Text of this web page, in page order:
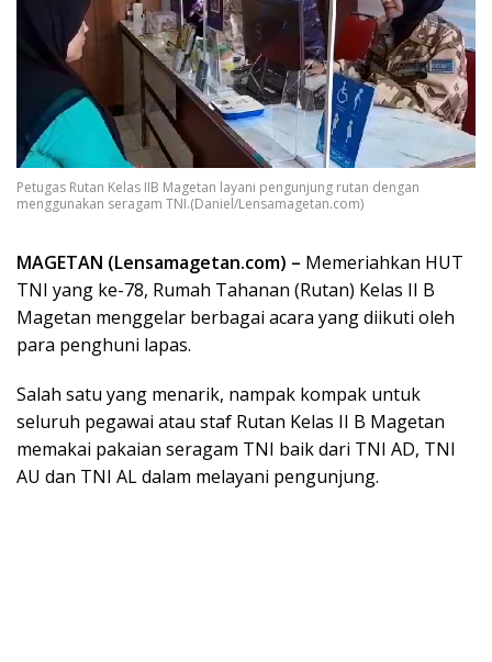
Petugas Rutan Kelas IIB Magetan layani pengunjung rutan dengan
menggunakan seragam TNI.(Daniel/Lensamagetan.com)
MAGETAN (Lensamagetan.com) – Memeriahkan HUT
TNI yang ke-78, Rumah Tahanan (Rutan) Kelas II B
Magetan menggelar berbagai acara yang diikuti oleh
para penghuni lapas.
Salah satu yang menarik, nampak kompak untuk
seluruh pegawai atau staf Rutan Kelas II B Magetan
memakai pakaian seragam TNI baik dari TNI AD, TNI
AU dan TNI AL dalam melayani pengunjung.